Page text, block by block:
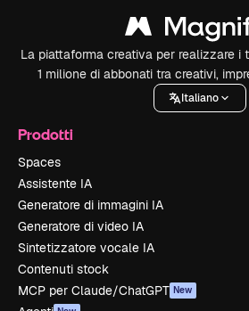
La piattaforma creativa per realizzare i
1 milione di abbonati tra creativi,
Italiano
Prodotti
Spaces
Assistente IA
Generatore di immagini IA
Generatore di video IA
Sintetizzatore vocale IA
Contenuti stock
MCP per Claude/ChatGPT New